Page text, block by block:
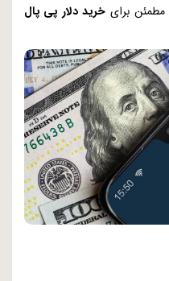
مطمئن برایخرید دلار پی پال